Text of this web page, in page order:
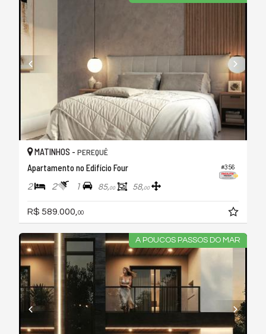
#356
MATINHOS - PEREQUÊ
Apartamento no Edifício Four
2 2 1 85,00 58,00
R$ 589.000,00
A POUCOS PASSOS DO MAR